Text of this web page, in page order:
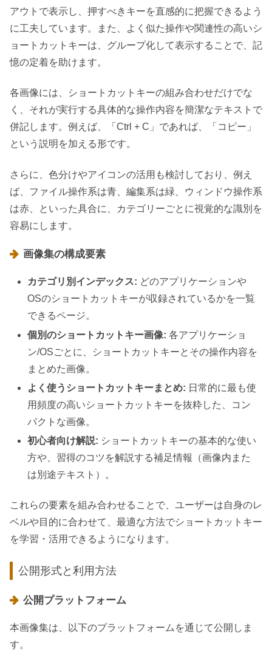
アウトで表示し、押すべきキーを直感的に把握できるよう
に工夫しています。また、よく似た操作や関連性の高いシ
ョートカットキーは、グループ化して表示することで、記
憶の定着を助けます。
各画像には、ショートカットキーの組み合わせだけでな
く、それが実行する具体的な操作内容を簡潔なテキストで
併記します。例えば、「Ctrl + C」であれば、「コピー」
という説明を加える形です。
さらに、色分けやアイコンの活用も検討しており、例え
ば、ファイル操作系は青、編集系は緑、ウィンドウ操作系
は赤、といった具合に、カテゴリーごとに視覚的な識別を
容易にします。
画像集の構成要素
カテゴリ別インデックス: どのアプリケーションや
OSのショートカットキーが収録されているかを一覧
できるページ。
個別のショートカットキー画像: 各アプリケーショ
ン/OSごとに、ショートカットキーとその操作内容を
まとめた画像。
よく使うショートカットキーまとめ: 日常的に最も使
用頻度の高いショートカットキーを抜粋した、コン
パクトな画像。
初心者向け解説: ショートカットキーの基本的な使い
方や、習得のコツを解説する補足情報（画像内また
は別途テキスト）。
これらの要素を組み合わせることで、ユーザーは自身のレ
ベルや目的に合わせて、最適な方法でショートカットキー
を学習・活用できるようになります。
公開形式と利用方法
公開プラットフォーム
本画像集は、以下のプラットフォームを通じて公開しま
す。